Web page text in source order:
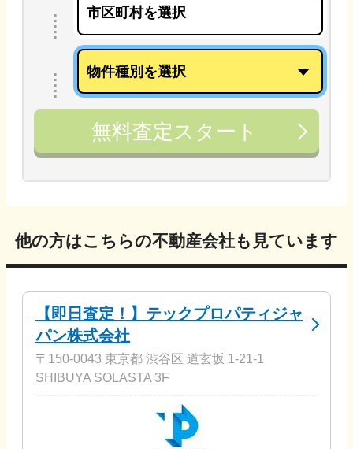
無料査定スタート
他の方はこちらの不動産会社も見ています
【即日査定！】テックプロパティジャ
パン株式会社
〒150-0043 東京都 渋谷区 道玄坂 1-21-1
SHIBUYA SOLASTA 3F